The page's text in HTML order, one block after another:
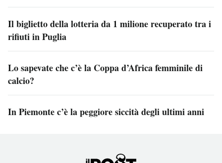
Il biglietto della lotteria da 1 milione recuperato tra i
rifiuti in Puglia
Lo sapevate che c’è la Coppa d’Africa femminile di
calcio?
In Piemonte c’è la peggiore siccità degli ultimi anni